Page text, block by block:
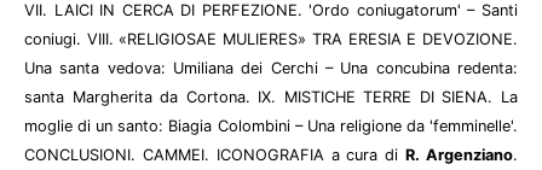
VII. LAICI IN CERCA DI PERFEZIONE. 'Ordo coniugatorum' – Santi
coniugi. VIII. «RELIGIOSAE MULIERES» TRA ERESIA E DEVOZIONE.
Una santa vedova: Umiliana dei Cerchi – Una concubina redenta:
santa Margherita da Cortona. IX. MISTICHE TERRE DI SIENA. La
moglie di un santo: Biagia Colombini – Una religione da 'femminelle'.
CONCLUSIONI. CAMMEI. ICONOGRAFIA a cura diR. Argenziano.